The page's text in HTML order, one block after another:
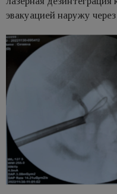
эвакуацией наружу